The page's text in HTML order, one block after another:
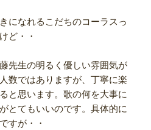
になれるこだちのコーラスっ
ど・・
先生の明るく優しい雰囲気が
数ではありますが、丁寧に楽
と思います。歌の何を大事に
とてもいいのです。具体的に
すが・・